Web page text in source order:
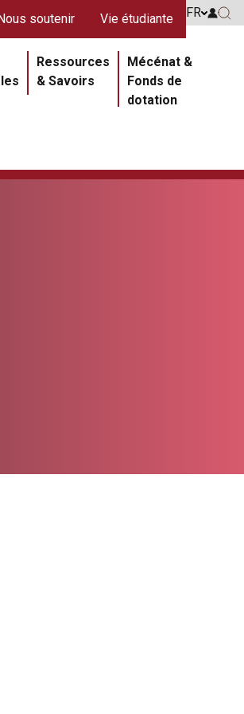
Ressources
& Savoirs
Mécénat &
Fonds de
dotation
soutenir Vie étudiante FR Go to
Go